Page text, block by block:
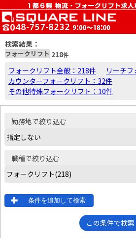
MENU
検索結果：
フォークリフト 218件
フォークリフト全般：218件
リーチ
カウンターフォークリフト：32件
その他特殊フォークリフト：10件
勤務地で絞り込む
職種で絞り込む
条件を追加して検索
この条件で検索